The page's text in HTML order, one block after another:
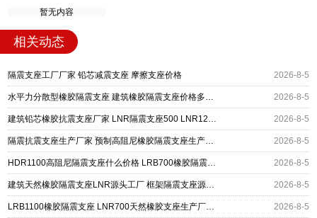
暂无内容
相关动态
隔震支座工厂厂家 铅芯减震支座 摩擦支座价格 2026-8-5
水平力分散型橡胶隔震支座 建筑橡胶隔震支座价格多少 建筑高阻尼高阻尼橡胶隔震支座厂家 2026-8-5
建筑铅芯橡胶抗震支座厂家 LNR隔震支座500 LNR1200隔震支座什么价格 2026-8-5
隔震抗震支座生产厂家 预制高阻尼橡胶隔震支座生产厂家 500%隔震支座厂家 2026-8-5
HDR1100高阻尼隔震支座什么价格 LRB700橡胶隔震支座多少钱 LNR1400隔震支座厂家 2026-8-5
建筑天然橡胶隔震支座LNR源头工厂 框架隔震支座源头工厂 建筑高阻尼减橡胶隔震支座厂家 2026-8-5
LRB1100橡胶隔震支座 LNR700天然橡胶支座生产厂家 高阻尼橡胶隔震支座(HDR)什么价格 2026-8-5